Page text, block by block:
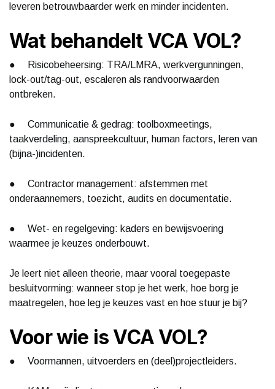
leveren betrouwbaarder werk en minder incidenten.
Wat behandelt VCA VOL?
● Risicobeheersing: TRA/LMRA, werkvergunningen,
lock-out/tag-out, escaleren als randvoorwaarden
ontbreken.
● Communicatie & gedrag: toolboxmeetings,
taakverdeling, aanspreekcultuur, human factors, leren van
(bijna-)incidenten.
● Contractor management: afstemmen met
onderaannemers, toezicht, audits en documentatie.
● Wet- en regelgeving: kaders en bewijsvoering
waarmee je keuzes onderbouwt.
Je leert niet alleen theorie, maar vooral toegepaste
besluitvorming: wanneer stop je het werk, hoe borg je
maatregelen, hoe leg je keuzes vast en hoe stuur je bij?
Voor wie is VCA VOL?
● Voormannen, uitvoerders en (deel)projectleiders.